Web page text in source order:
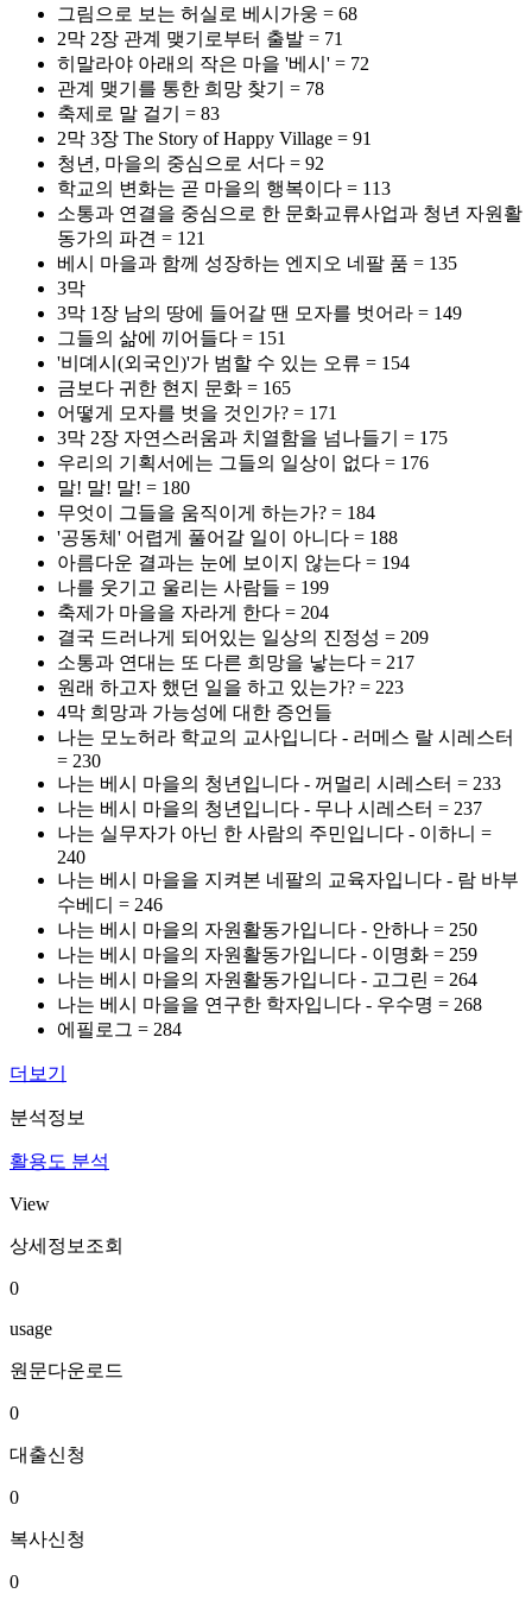
그림으로 보는 허실로 베시가웅 = 68
2막 2장 관계 맺기로부터 출발 = 71
히말라야 아래의 작은 마을 '베시' = 72
관계 맺기를 통한 희망 찾기 = 78
축제로 말 걸기 = 83
2막 3장 The Story of Happy Village = 91
청년, 마을의 중심으로 서다 = 92
학교의 변화는 곧 마을의 행복이다 = 113
소통과 연결을 중심으로 한 문화교류사업과 청년 자원활
동가의 파견 = 121
베시 마을과 함께 성장하는 엔지오 네팔 품 = 135
3막
3막 1장 남의 땅에 들어갈 땐 모자를 벗어라 = 149
그들의 삶에 끼어들다 = 151
'비뎨시(외국인)'가 범할 수 있는 오류 = 154
금보다 귀한 현지 문화 = 165
어떻게 모자를 벗을 것인가? = 171
3막 2장 자연스러움과 치열함을 넘나들기 = 175
우리의 기획서에는 그들의 일상이 없다 = 176
말! 말! 말! = 180
무엇이 그들을 움직이게 하는가? = 184
'공동체' 어렵게 풀어갈 일이 아니다 = 188
아름다운 결과는 눈에 보이지 않는다 = 194
나를 웃기고 울리는 사람들 = 199
축제가 마을을 자라게 한다 = 204
결국 드러나게 되어있는 일상의 진정성 = 209
소통과 연대는 또 다른 희망을 낳는다 = 217
원래 하고자 했던 일을 하고 있는가? = 223
4막 희망과 가능성에 대한 증언들
나는 모노허라 학교의 교사입니다 - 러메스 랄 시레스터
= 230
나는 베시 마을의 청년입니다 - 꺼멀리 시레스터 = 233
나는 베시 마을의 청년입니다 - 무나 시레스터 = 237
나는 실무자가 아닌 한 사람의 주민입니다 - 이하니 =
240
나는 베시 마을을 지켜본 네팔의 교육자입니다 - 람 바부
수베디 = 246
나는 베시 마을의 자원활동가입니다 - 안하나 = 250
나는 베시 마을의 자원활동가입니다 - 이명화 = 259
나는 베시 마을의 자원활동가입니다 - 고그린 = 264
나는 베시 마을을 연구한 학자입니다 - 우수명 = 268
에필로그 = 284
더보기
분석정보
활용도 분석
View
상세정보조회
0
usage
원문다운로드
0
대출신청
0
복사신청
0